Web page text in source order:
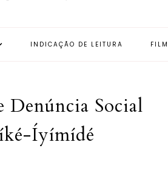
INDICAÇÃO DE LEITURA
Denúncia Social
Íyímídé